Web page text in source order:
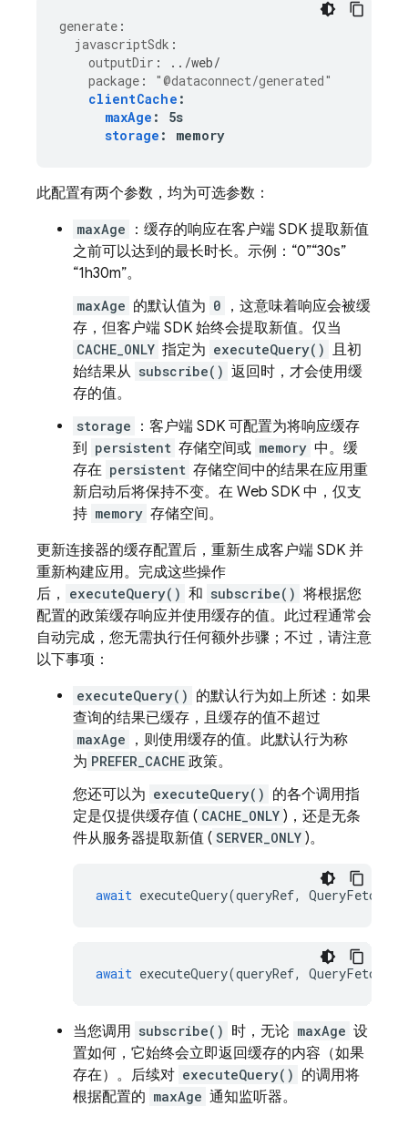
generate :
javascriptSdk :
outputDir :
../web/
package :
"@dataconnect/generated"
clientCache :
maxAge :
5s
storage : memory
此配置有两个参数，均为可选参数：
maxAge
：缓存的响应在客户端 SDK 提取新值
之前可以达到的最长时长。示例：“0”“30s”
“1h30m”。
maxAge 的默认值为 0
，这意味着响应会被缓
存，但客户端 SDK 始终会提取新值。仅当
CACHE_ONLY 指定为 executeQuery() 且初
始结果从 subscribe() 返回时，才会使用缓
存的值。
storage
：客户端 SDK 可配置为将响应缓存
到 persistent 存储空间或 memory 中。缓
存在 persistent 存储空间中的结果在应用重
新启动后将保持不变。在 Web SDK 中，仅支
持 memory 存储空间。
更新连接器的缓存配置后，重新生成客户端 SDK 并
重新构建应用。完成这些操作
后，
executeQuery() 和 subscribe() 将根据您
配置的政策缓存响应并使用缓存的值。此过程通常会
自动完成，您无需执行任何额外步骤；不过，请注意
以下事项：
executeQuery() 的默认行为如上所述：如果
查询的结果已缓存，且缓存的值不超过
maxAge
，则使用缓存的值。此默认行为称
为 PREFER_CACHE 政策。
您还可以为 executeQuery() 的各个调用指
定是仅提供缓存值 ( CACHE_ONLY )，还是无条
件从服务器提取新值 ( SERVER_ONLY )。
await executeQuery(queryRef,
await executeQuery(queryRef,
当您调用 subscribe() 时，无论 maxAge 设
置如何，它始终会立即返回缓存的内容（如果
存在）。后续对 executeQuery() 的调用将
根据配置的 maxAge 通知监听器。